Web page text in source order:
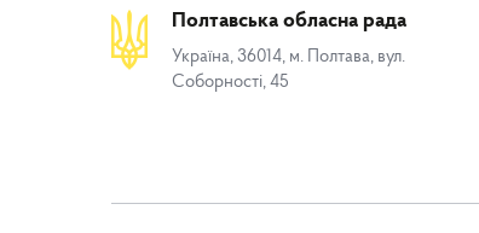
Полтавська обласна рада
Україна, 36014, м. Полтава, вул.
Соборності, 45